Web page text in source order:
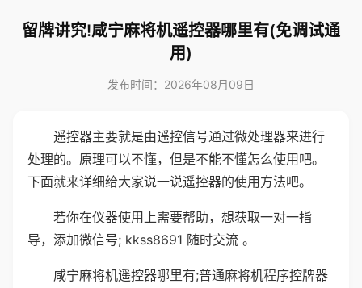
留牌讲究!咸宁麻将机遥控器哪里有(免调试通
用)
发布时间：2026年08月09日
遥控器主要就是由遥控信号通过微处理器来进行
处理的。原理可以不懂，但是不能不懂怎么使用吧。
下面就来详细给大家说一说遥控器的使用方法吧。
若你在仪器使用上需要帮助，想获取一对一指
导，添加微信号; kkss8691 随时交流 。
咸宁麻将机遥控器哪里有;普通麻将机程序控牌器